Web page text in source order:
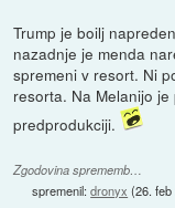
Trump je boilj
nazadnje je menda
spremeni v resort. Ni
resorta. Na Melanijo
predprodukciji.
Zgodovina sprememb…
spremenil:dronyx (26.